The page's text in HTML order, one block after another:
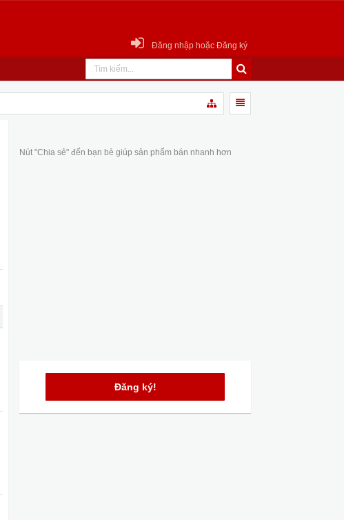
Đăng nhập hoặc Đăng ký
Nút "Chia sẻ" đến bạn bè giúp sản phẩm bán nhanh hơn
Đăng ký!